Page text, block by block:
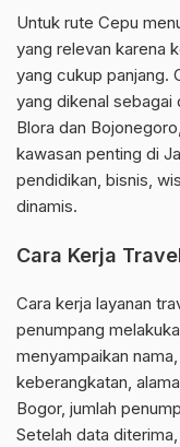
Untuk rute Cepu
yang relevan karena
yang cukup panjang.
yang dikenal sebagai
Blora dan
kawasan penting di
pendidikan, bisnis,
dinamis.
Cara Kerja
Cara kerja layanan
penumpang
menyampaikan
keberangkatan,
Bogor, jumlah
Setelah data